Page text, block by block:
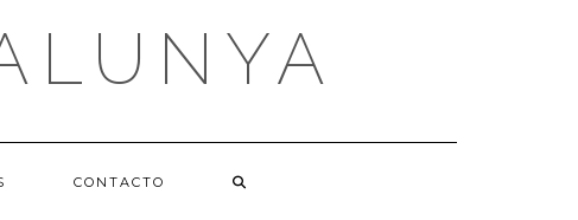
CONTACTO